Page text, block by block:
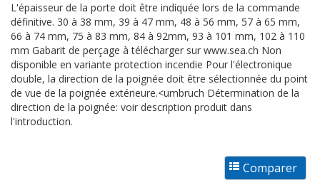
L'épaisseur de la porte doit être indiquée lors de la commande
définitive. 30 à 38 mm, 39 à 47 mm, 48 à 56 mm, 57 à 65 mm,
66 à 74 mm, 75 à 83 mm, 84 à 92mm, 93 à 101 mm, 102 à 110
mm Gabarit de perçage à télécharger sur www.sea.ch Non
disponible en variante protection incendie Pour l'électronique
double, la direction de la poignée doit être sélectionnée du point
de vue de la poignée extérieure.<umbruch Détermination de la
direction de la poignée: voir description produit dans
l'introduction.